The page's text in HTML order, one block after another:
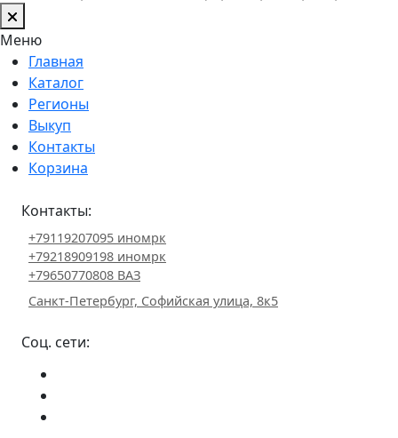
Меню
Главная
Каталог
Регионы
Выкуп
Контакты
Корзина
Контакты:
+79119207095 иномрк
+79218909198 иномрк
+79650770808 ВАЗ
Санкт-Петербург, Софийская улица, 8к5
Соц. сети: